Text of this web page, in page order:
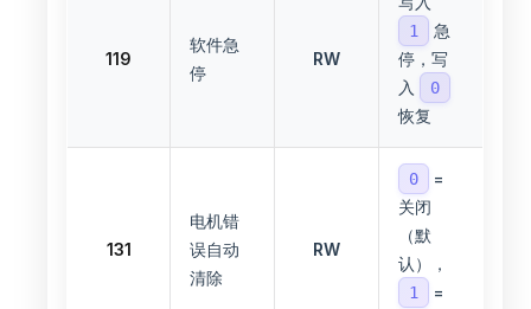
119
软件急
停
RW
1
急
停，写
入
0
恢复
131
电机错
误自动
清除
RW
0
=
关闭
（默
认），
1
=